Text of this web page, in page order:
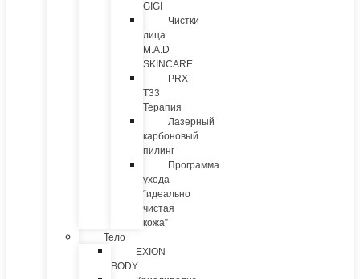
GIGI
Чистки
лица
M.A.D
SKINCARE
PRX-
T33
Терапия
Лазерный
карбоновый
пилинг
Программа
ухода
“идеально
чистая
кожа”
Тело
EXION
BODY